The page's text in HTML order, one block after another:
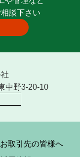
談下さい
中野3-20-10
お取引先の皆様へ